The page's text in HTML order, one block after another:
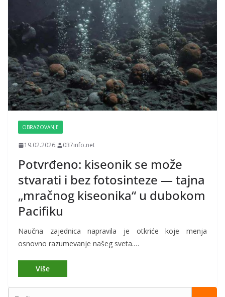
OBRAZOVANJE
19.02.2026. 037info.net
Potvrđeno: kiseonik se može
stvarati i bez fotosinteze — tajna
„mračnog kiseonika“ u dubokom
Pacifiku
Naučna zajednica napravila je otkriće koje menja
osnovno razumevanje našeg sveta.…